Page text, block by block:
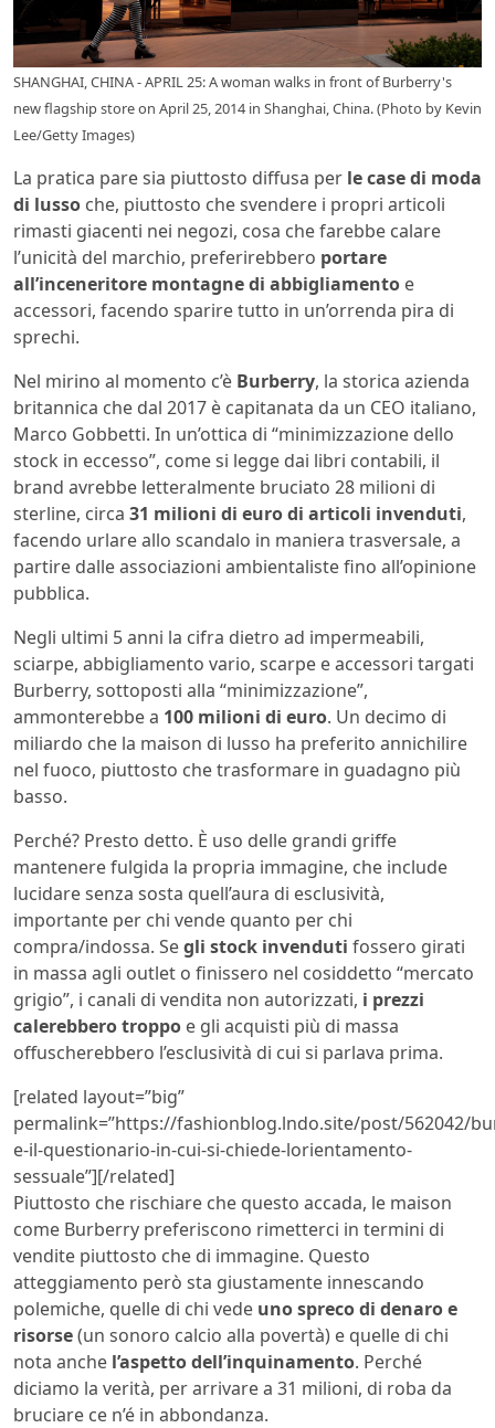
SHANGHAI, CHINA - APRIL 25: A woman walks in front of Burberry's
new flagship store on April 25, 2014 in Shanghai, China. (Photo by Kevin
Lee/Getty Images)
La pratica pare sia piuttosto diffusa per le case di moda
di lusso che, piuttosto che svendere i propri articoli
rimasti giacenti nei negozi, cosa che farebbe calare
l’unicità del marchio, preferirebbero portare
all’inceneritore montagne di abbigliamento e
accessori, facendo sparire tutto in un’orrenda pira di
sprechi.
Nel mirino al momento c’è Burberry, la storica azienda
britannica che dal 2017 è capitanata da un CEO italiano,
Marco Gobbetti. In un’ottica di “minimizzazione dello
stock in eccesso”, come si legge dai libri contabili, il
brand avrebbe letteralmente bruciato 28 milioni di
sterline, circa 31 milioni di euro di articoli invenduti,
facendo urlare allo scandalo in maniera trasversale, a
partire dalle associazioni ambientaliste fino all’opinione
pubblica.
Negli ultimi 5 anni la cifra dietro ad impermeabili,
sciarpe, abbigliamento vario, scarpe e accessori targati
Burberry, sottoposti alla “minimizzazione”,
ammonterebbe a 100 milioni di euro. Un decimo di
miliardo che la maison di lusso ha preferito annichilire
nel fuoco, piuttosto che trasformare in guadagno più
basso.
Perché? Presto detto. È uso delle grandi griffe
mantenere fulgida la propria immagine, che include
lucidare senza sosta quell’aura di esclusività,
importante per chi vende quanto per chi
compra/indossa. Segli stock invenduti fossero girati
in massa agli outlet o finissero nel cosiddetto “mercato
grigio”, i canali di vendita non autorizzati, i prezzi
calerebbero troppo e gli acquisti più di massa
offuscherebbero l’esclusività di cui si parlava prima.
[related layout=”big”
permalink=”https://fashionblog.lndo.site/post/562042/
e-il-questionario-in-cui-si-chiede-lorientamento-
sessuale”][/related]
Piuttosto che rischiare che questo accada, le maison
come Burberry preferiscono rimetterci in termini di
vendite piuttosto che di immagine. Questo
atteggiamento però sta giustamente innescando
polemiche, quelle di chi vede uno spreco di denaro e
risorse(un sonoro calcio alla povertà) e quelle di chi
nota anche l’aspetto dell’inquinamento. Perché
diciamo la verità, per arrivare a 31 milioni, di roba da
bruciare ce n’é in abbondanza.